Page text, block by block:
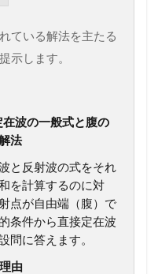
ている解法を主たる
示します。
波の一般式と腹の
法
と反射波の式をそれ
を計算するのに対
点が自由端（腹）で
条件から直接定在波
問に答えます。
由